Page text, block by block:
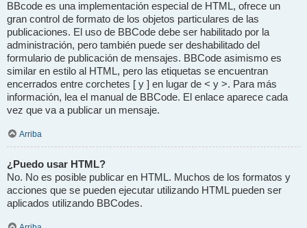
BBcode es una implementación especial de HTML, ofrece un
gran control de formato de los objetos particulares de las
publicaciones. El uso de BBCode debe ser habilitado por la
administración, pero también puede ser deshabilitado del
formulario de publicación de mensajes. BBCode asimismo es
similar en estilo al HTML, pero las etiquetas se encuentran
encerrados entre corchetes [ y ] en lugar de < y >. Para más
información, lea el manual de BBCode. El enlace aparece cada
vez que va a publicar un mensaje.
Arriba
¿Puedo usar HTML?
No. No es posible publicar en HTML. Muchos de los formatos y
acciones que se pueden ejecutar utilizando HTML pueden ser
aplicados utilizando BBCodes.